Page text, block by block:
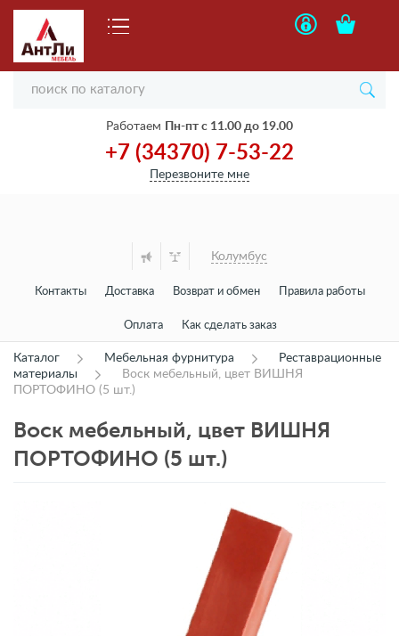
Работаем Пн-пт с 11.00 до 19.00
+7 (34370) 7-53-22
Перезвоните мне
Колумбус
Контакты Доставка Возврат и обмен Правила работы
Оплата Как сделать заказ
Каталог Мебельная фурнитура
Реставрационные
материалы
Воск мебельный, цвет ВИШНЯ
ПОРТОФИНО (5 шт.)
Воск мебельный, цвет ВИШНЯ
ПОРТОФИНО (5 шт.)